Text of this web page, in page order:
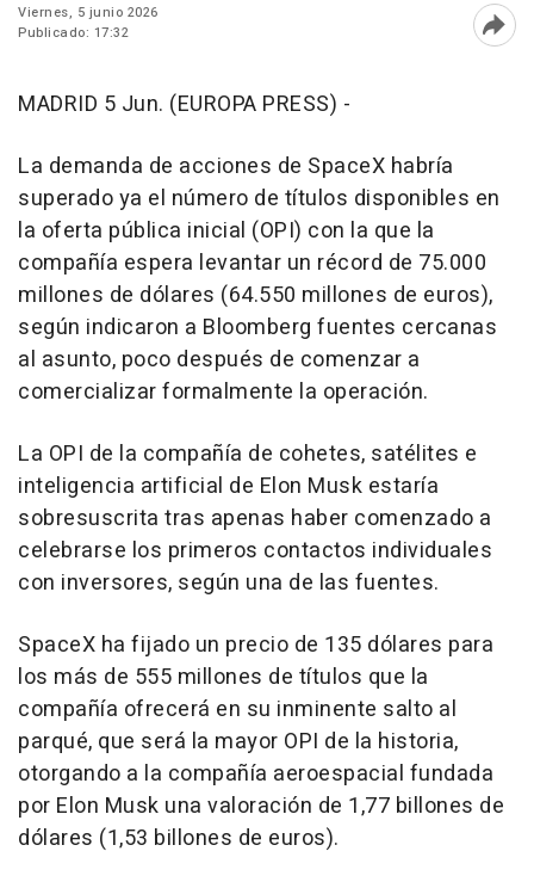
Viernes, 5 junio 2026
Publicado: 17:32
MADRID 5 Jun. (EUROPA PRESS) -
La demanda de acciones de SpaceX habría
superado ya el número de títulos disponibles en
la oferta pública inicial (OPI) con la que la
compañía espera levantar un récord de 75.000
millones de dólares (64.550 millones de euros),
según indicaron a Bloomberg fuentes cercanas
al asunto, poco después de comenzar a
comercializar formalmente la operación.
La OPI de la compañía de cohetes, satélites e
inteligencia artificial de Elon Musk estaría
sobresuscrita tras apenas haber comenzado a
celebrarse los primeros contactos individuales
con inversores, según una de las fuentes.
SpaceX ha fijado un precio de 135 dólares para
los más de 555 millones de títulos que la
compañía ofrecerá en su inminente salto al
parqué, que será la mayor OPI de la historia,
otorgando a la compañía aeroespacial fundada
por Elon Musk una valoración de 1,77 billones de
dólares (1,53 billones de euros).